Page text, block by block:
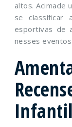
altos. Acimade
se classificar
esportivas de
nesses eventos.